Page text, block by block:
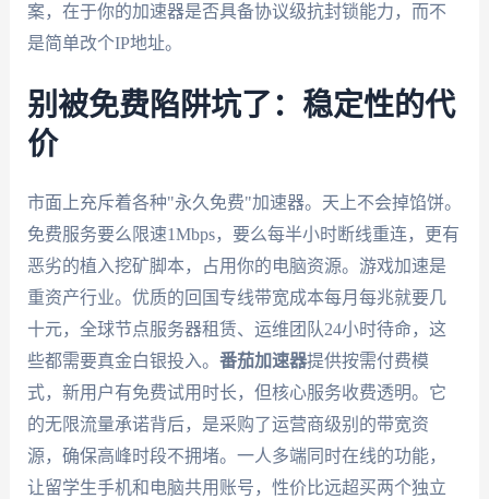
案，在于你的加速器是否具备协议级抗封锁能力，而不
是简单改个IP地址。
别被免费陷阱坑了：稳定性的代
价
市面上充斥着各种"永久免费"加速器。天上不会掉馅饼。
免费服务要么限速1Mbps，要么每半小时断线重连，更有
恶劣的植入挖矿脚本，占用你的电脑资源。游戏加速是
重资产行业。优质的回国专线带宽成本每月每兆就要几
十元，全球节点服务器租赁、运维团队24小时待命，这
些都需要真金白银投入。 番茄加速器提供按需付费模
式，新用户有免费试用时长，但核心服务收费透明。它
的无限流量承诺背后，是采购了运营商级别的带宽资
源，确保高峰时段不拥堵。一人多端同时在线的功能，
让留学生手机和电脑共用账号，性价比远超买两个独立